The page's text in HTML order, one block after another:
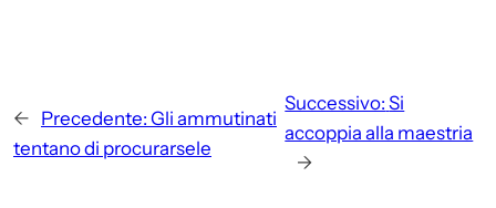
← Precedente: Gli ammutinati
tentano di procurarsele
Successivo: Si
accoppia alla maestria
→